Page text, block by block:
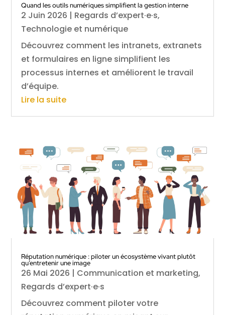
Quand les outils numériques simplifient la gestion interne
2 Juin 2026 | Regards d’expert·e·s,
Technologie et numérique
Découvrez comment les intranets, extranets
et formulaires en ligne simplifient les
processus internes et améliorent le travail
d’équipe.
Lire la suite
Réputation numérique : piloter un écosystème vivant plutôt
qu’entretenir une image
26 Mai 2026 | Communication et marketing,
Regards d’expert·e·s
Découvrez comment piloter votre